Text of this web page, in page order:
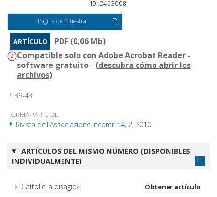
ID: 2463008
Página de muestra
ARTÍCULO
PDF (0,06 Mb)
Compatible solo con Adobe Acrobat Reader -
software gratuito - (descubra cómo abrir los
archivos)
P. 39-43
FORMA PARTE DE
Rivista dell'Associazione Incontri : 4, 2, 2010
ARTÍCULOS DEL MISMO NÚMERO (DISPONIBLES
INDIVIDUALMENTE)
Cattolici a disagio? Obtener artículo